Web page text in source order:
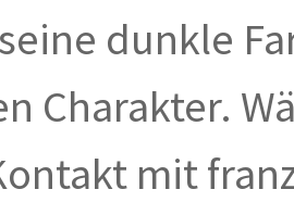
dunkle
Charakter.
mit